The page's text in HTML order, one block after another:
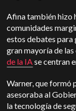
Afina también hizo
comunidades
estos debates para
gran mayoría de
de la IAse centran
Warner, que formó
asesoraba al
la tecnología de